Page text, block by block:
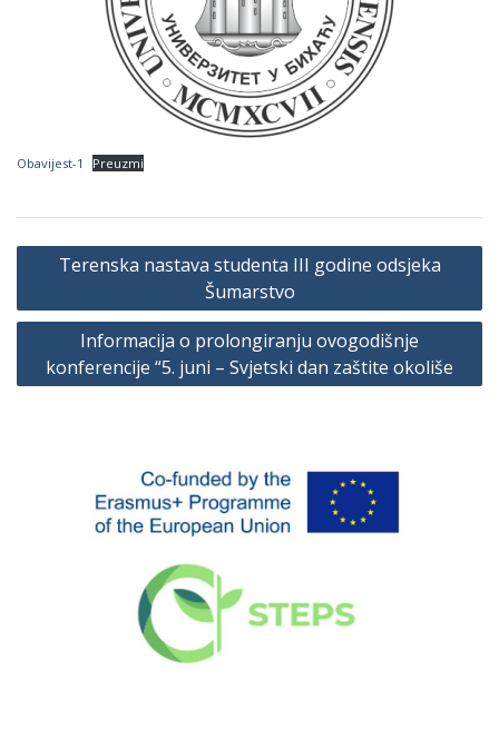
Obavijest-1 Preuzmi
Navigacija
Terenska nastava studenta III godine odsjeka
Šumarstvo
Informacija o prolongiranju ovogodišnje
konferencije “5. juni – Svjetski dan zaštite okoliše